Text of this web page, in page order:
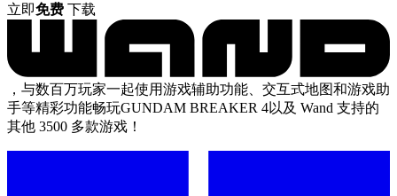
立即免费 下载
，与数百万玩家一起使用游戏辅助功能、交互式地图和游戏助
手等精彩功能畅玩GUNDAM BREAKER 4以及 Wand 支持的
其他 3500 多款游戏！